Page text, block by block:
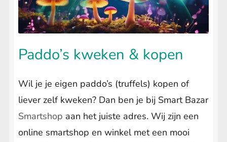
uitvouwen
LIFESTYLE
Submenu
uitvouwen
Paddo’s kweken & kopen
Wil je je eigen paddo’s (truffels) kopen of
liever zelf kweken? Dan ben je bij Smart Bazar
Smartshop aan het juiste adres. Wij zijn een
online smartshop en winkel met een mooi